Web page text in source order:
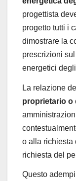
progettista
progetto tutti i
dimostrare la
prescrizioni
energetici
La relazione
proprietario o
o alla richiesta
richiesta del
Questo